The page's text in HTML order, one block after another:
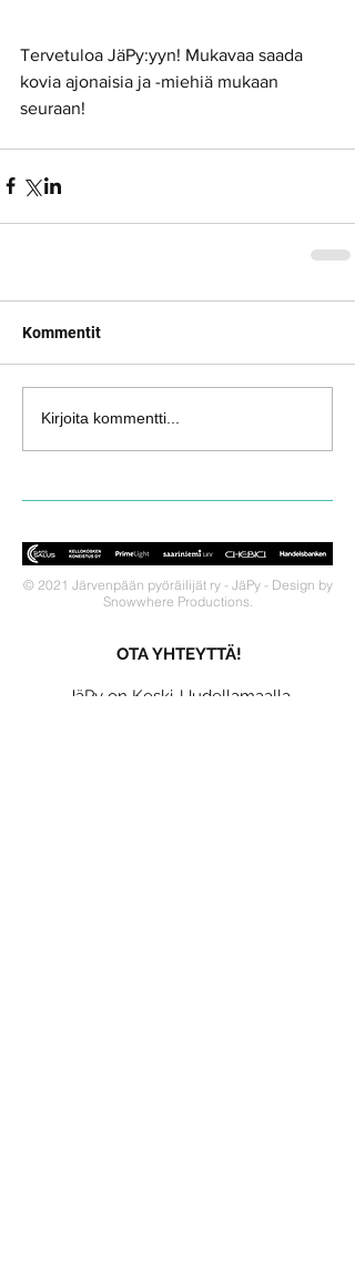
Tervetuloa JäPy:yyn! Mukavaa saada
kovia ajonaisia ja -miehiä mukaan
seuraan!
Kommentit
Kirjoita kommentti...
© 2021 Järvenpään pyöräilijät ry - JäPy - Design by
Snowwhere Productions.
OTA YHTEYTTÄ!
JäPy on Keski-Uudellamaalla